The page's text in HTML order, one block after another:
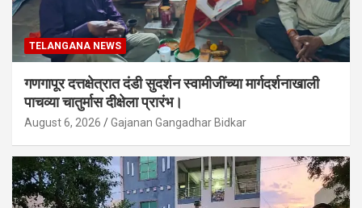
TELANGANA NEWS
गणगापूर दत्तक्षेत्रात दंडी सुदर्शन स्वामीजींच्या मार्गदर्शनाखाली
पाचव्या चातुर्मास दीक्षेला प्रारंभ।
August 6, 2026 Gajanan Gangadhar Bidkar